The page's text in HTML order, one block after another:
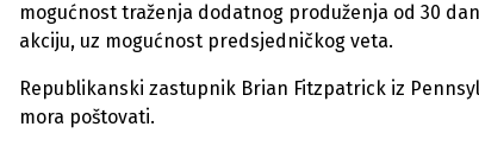
mogućnost traženja dodatnog produženja od 30
akciju, uz mogućnost predsjedničkog veta.
Republikanski zastupnik Brian Fitzpatrick iz
mora poštovati.